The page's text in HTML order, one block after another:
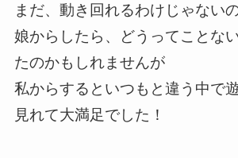
まだ、動き回れるわけじゃない
娘からしたら、どうってことな
たのかもしれませんが
私からするといつもと違う中で
見れて大満足でした！